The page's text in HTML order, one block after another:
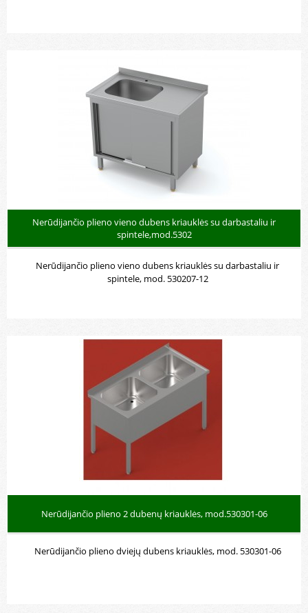
Nerūdijančio plieno vieno dubens kriauklės su darbastaliu ir
spintele,mod.5302
Nerūdijančio plieno vieno dubens kriauklės su darbastaliu ir
spintele, mod. 530207-12
Nerūdijančio plieno 2 dubenų kriauklės, mod.530301-06
Nerūdijančio plieno dviejų dubens kriauklės, mod. 530301-06